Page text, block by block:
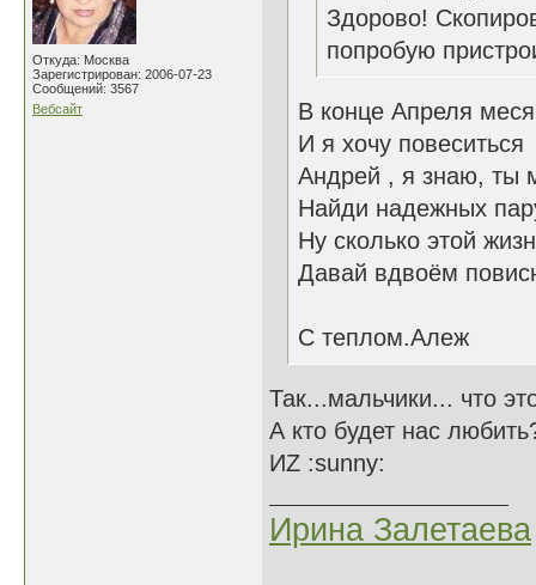
Откуда: Москва
Зарегистрирован: 2006-07-23
Сообщений: 3567
Вебсайт
Здорово!
попробую
В конце Апреля
И я хочу повеситься
Андрей , я знаю, ты
Найди надежных
Ну сколько этой
Давай вдвоём
С теплом.Алеж
Так...мальчики... что
А кто будет нас
ИZ :sunny:
Ирина Залетаева